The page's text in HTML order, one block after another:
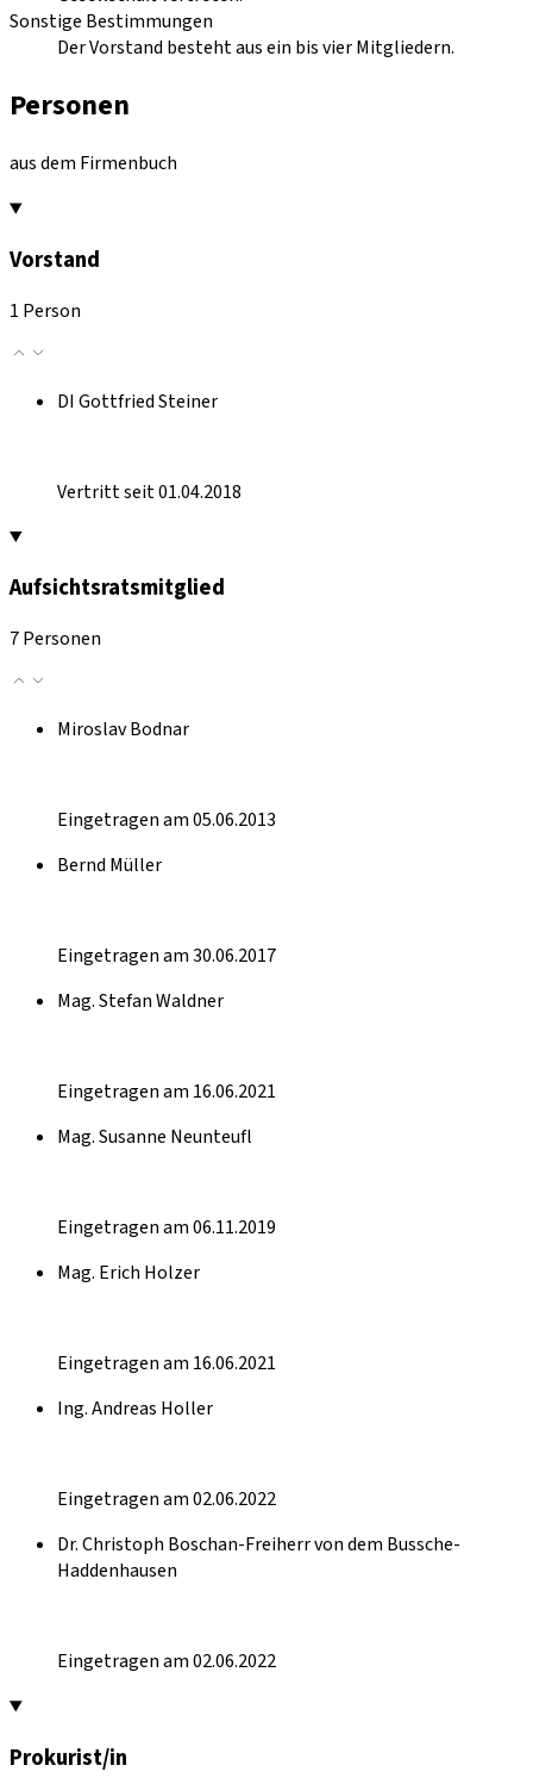
Sonstige Bestimmungen
Der Vorstand besteht aus ein bis vier Mitgliedern.
Personen
aus dem Firmenbuch
Vorstand
1 Person
DI Gottfried Steiner
Vertritt seit 01.04.2018
Aufsichtsratsmitglied
7 Personen
Miroslav Bodnar
Eingetragen am 05.06.2013
Bernd Müller
Eingetragen am 30.06.2017
Mag. Stefan Waldner
Eingetragen am 16.06.2021
Mag. Susanne Neunteufl
Eingetragen am 06.11.2019
Mag. Erich Holzer
Eingetragen am 16.06.2021
Ing. Andreas Holler
Eingetragen am 02.06.2022
Dr. Christoph Boschan-Freiherr von dem Bussche-
Haddenhausen
Eingetragen am 02.06.2022
Prokurist/in